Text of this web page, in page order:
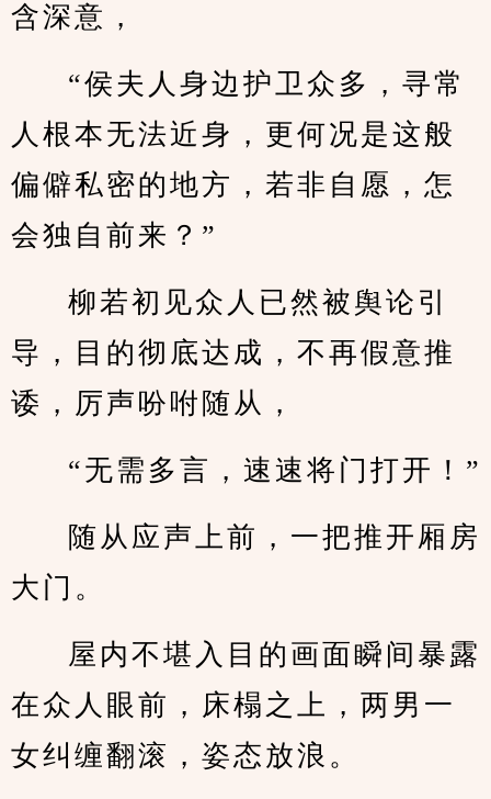
含深意，
“侯夫人身边护卫众多，寻常
人根本无法近身，更何况是这般
偏僻私密的地方，若非自愿，怎
会独自前来？”
柳若初见众人已然被舆论引
导，目的彻底达成，不再假意推
诿，厉声吩咐随从，
“无需多言，速速将门打开！”
随从应声上前，一把推开厢房
大门。
屋内不堪入目的画面瞬间暴露
在众人眼前，床榻之上，两男一
女纠缠翻滚，姿态放浪。